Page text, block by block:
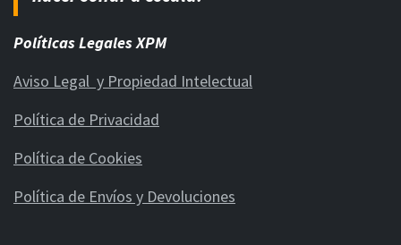
Políticas Legales XPM
Aviso Legal y Propiedad Intelectual
Política de Privacidad
Política de Cookies
Política de Envíos y Devoluciones